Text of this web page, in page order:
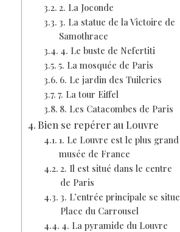
2. La Joconde
3. La statue de la Victoire de
Samothrace
4. Le buste de Nefertiti
5. La mosquée de Paris
6. Le jardin des Tuileries
7. La tour Eiffel
8. Les Catacombes de Paris
Bien se repérer au Louvre
1. Le Louvre est le plus grand
musée de France
2. Il est situé dans le centre
de Paris
3. L’entrée principale se situe
Place du Carrousel
4. La pyramide du Louvre